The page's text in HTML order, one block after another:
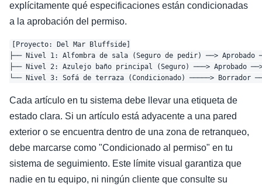
explícitamente qué especificaciones están condicionadas
a la aprobación del permiso.
[Proyecto: Del Mar Bluffside]
├── Nivel 1: Alfombra de sala (Seguro de pedir) ──> Aprobado
├── Nivel 2: Azulejo baño principal (Seguro) ───> Aprobado ──>
Cada artículo en tu sistema debe llevar una etiqueta de
estado clara. Si un artículo está adyacente a una pared
exterior o se encuentra dentro de una zona de retranqueo,
debe marcarse como "Condicionado al permiso" en tu
sistema de seguimiento. Este límite visual garantiza que
nadie en tu equipo, ni ningún cliente que consulte su